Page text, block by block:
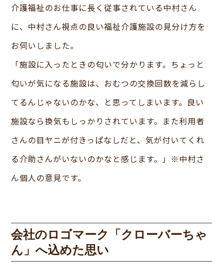
介護福祉のお仕事に長く従事されている中村さん
に、中村さん視点の良い福祉介護施設の見分け方を
お伺いしました。
「施設に入ったときの匂いで分かります。ちょっと
匂いが気になる施設は、おむつの交換回数を減らし
てるんじゃないのかな、と思ってしまいます。良い
施設なら換気もしっかりされています。また利用者
さんの目ヤニが付きっぱなしだと、気が付いてくれ
る介助さんがいないのかなと感じます。」※中村さ
ん個人の意見です。
会社のロゴマーク「クローバーちゃ
ん」へ込めた思い